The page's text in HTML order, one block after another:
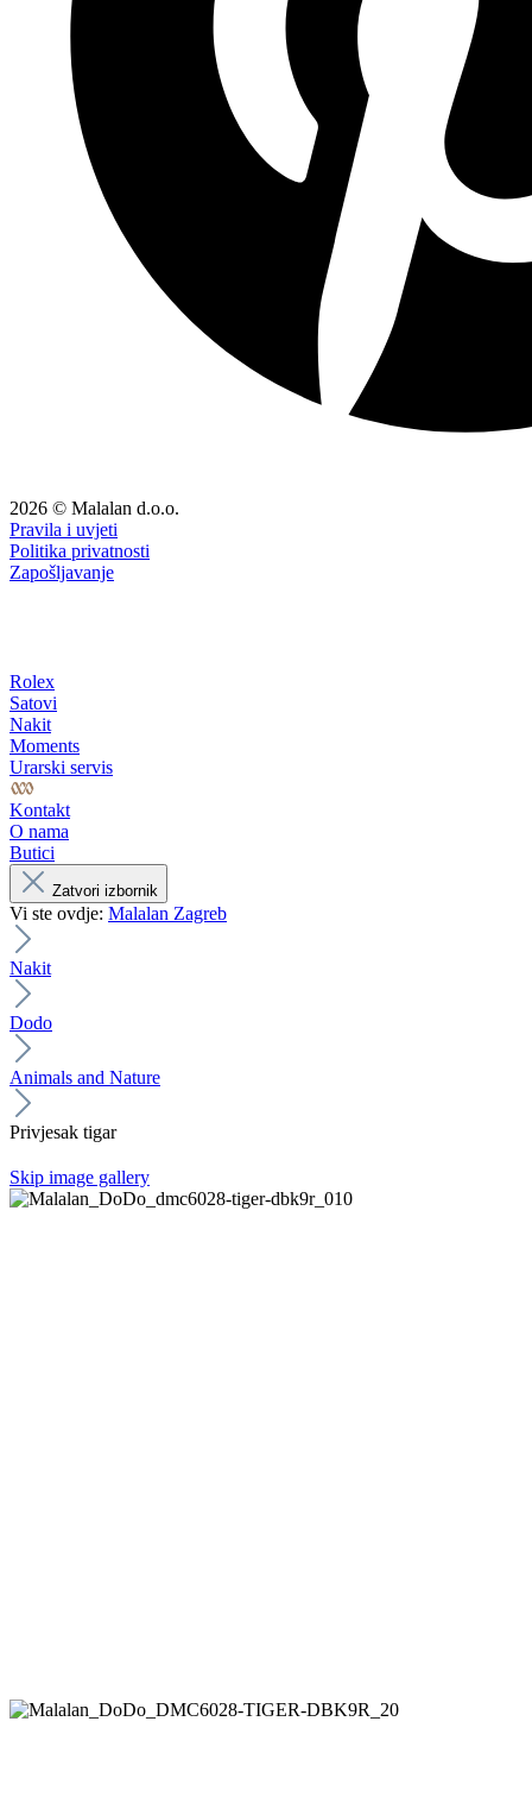
2026 © Malalan d.o.o.
Pravila i uvjeti
Politika privatnosti
Zapošljavanje
Rolex
Satovi
Nakit
Moments
Urarski servis
Kontakt
O nama
Butici
Zatvori izbornik
Vi ste ovdje: Malalan Zagreb
Nakit
Dodo
Animals and Nature
Privjesak tigar
Skip image gallery